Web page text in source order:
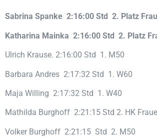
Sabrina Spanke 2:16:00 Std 2. Platz
Katharina Mainka 2:16:00 Std 2. Platz
Ulrich Krause. 2:16:00 Std 1. M50
Barbara Andres 2:17:32 Std 1. W60
Maja Willing 2:17:32 Std 1. W40
Mathilda Burghoff 2:21:15 Std 2. HK
Volker Burghoff 2:21:15 Std 2. M50